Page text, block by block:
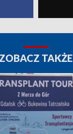
ZOBACZ TAKŻE